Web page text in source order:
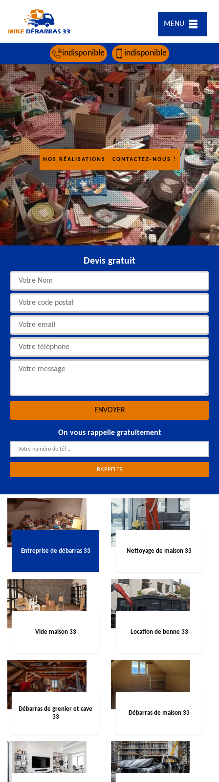
MENU
indisponible indisponible
NOS RÉALISATIONS CONTACTEZ-NOUS !
Devis gratuit
On vous rappelle gratuitement
Entreprise de débarras 33 Nettoyage de maison 33
Vide maison 33 Location de benne 33
Débarras de grenier et cave
33
Débarras de maison 33